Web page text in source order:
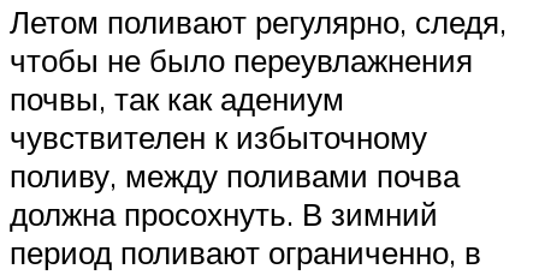
Летом поливают регулярно, следя,
чтобы не было переувлажнения
почвы, так как адениум
чувствителен к избыточному
поливу, между поливами почва
должна просохнуть. В зимний
период поливают ограниченно, в